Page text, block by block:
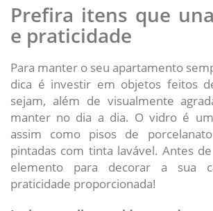
Prefira itens que
e praticidade
Para manter o seu apartamento
dica é investir em objetos feitos
sejam, além de visualmente
manter no dia a dia. O vidro é
assim como pisos de
pintadas com tinta lavável. Antes
elemento para decorar a sua
praticidade proporcionada!